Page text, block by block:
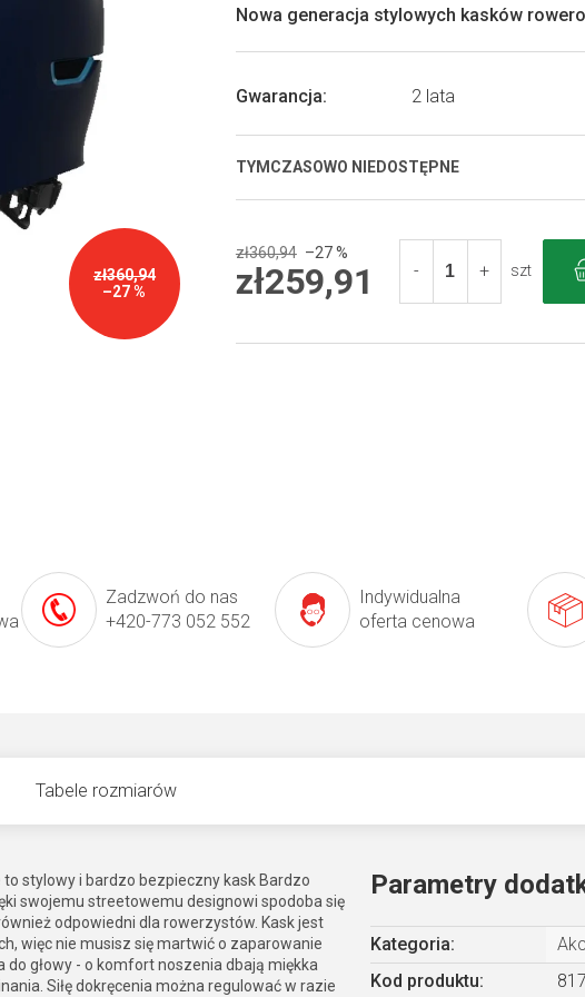
zł360,94
–27 %
TYMCZASOWO NIEDOSTĘPNE
Gwarancja: 2 lata
Nowa generacja stylowych kasków
0,0
5
zł360,94 –27 %
zł259,91 szt
Zadzwoń do nas
+420-773 052 552
Indywidualna
oferta cenowa
Tabele rozmiarów
stylowy i bardzo bezpieczny kask Bardzo
swojemu streetowemu designowi spodoba się
odpowiedni dla rowerzystów. Kask jest
więc nie musisz się martwić o zaparowanie
głowy - o komfort noszenia dbają miękka
Siłę dokręcenia można regulować w razie
Parametry
Kategoria:
Kod produktu: